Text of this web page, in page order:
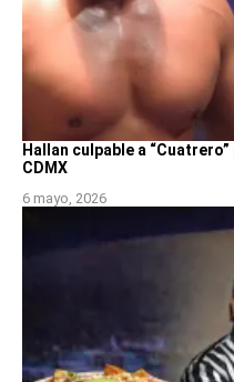
Hallan culpable a
CDMX
6 mayo, 2026